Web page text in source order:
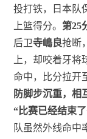
投打铁，日本队
上篮得分。第25
后卫寺嶋良抢断
上，却咬着牙将
命中，比分拉开
防脚步沉重，相
“比赛已经结束了
队虽然外线命中